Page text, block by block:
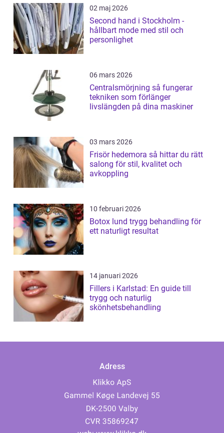
02 maj 2026
Second hand i Stockholm -
hållbart mode med stil och
personlighet
06 mars 2026
Centralsmörjning så fungerar
tekniken som förlänger
livslängden på dina maskiner
03 mars 2026
Frisör hedemora så hittar du rätt
salong för stil, kvalitet och
avkoppling
10 februari 2026
Botox lund trygg behandling för
ett naturligt resultat
14 januari 2026
Fillers i Karlstad: En guide till
trygg och naturlig
skönhetsbehandling
Adress